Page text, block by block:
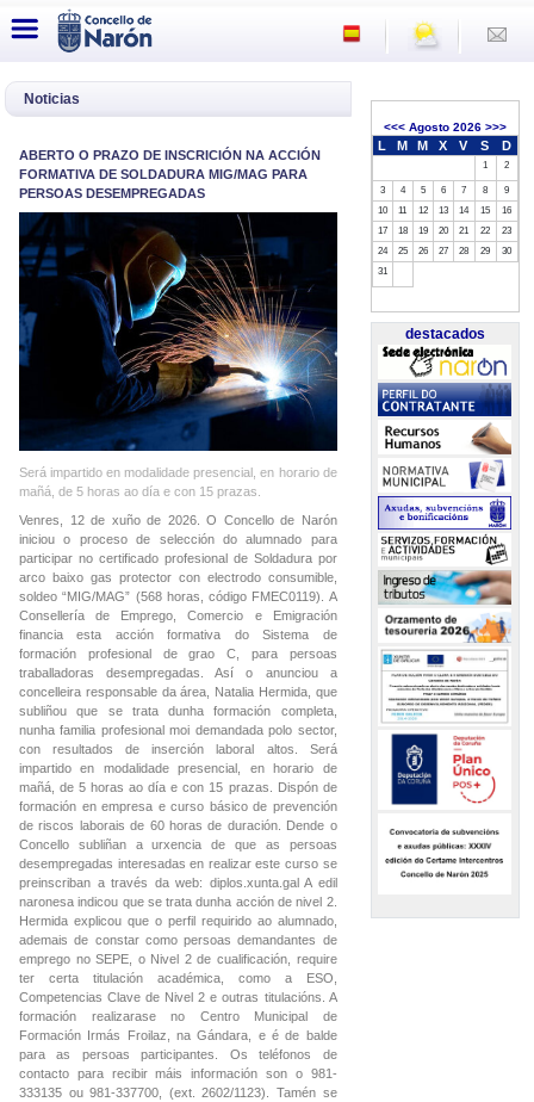
Noticias
ABERTO O PRAZO DE INSCRICIÓN NA ACCIÓN
FORMATIVA DE SOLDADURA MIG/MAG PARA
PERSOAS DESEMPREGADAS
Será impartido en modalidade presencial, en horario de
mañá, de 5 horas ao día e con 15 prazas.
Venres, 12 de xuño de 2026. O Concello de Narón
iniciou o proceso de selección do alumnado para
participar no certificado profesional de Soldadura por
arco baixo gas protector con electrodo consumible,
soldeo “MIG/MAG” (568 horas, código FMEC0119). A
Consellería de Emprego, Comercio e Emigración
financia esta acción formativa do Sistema de
formación profesional de grao C, para persoas
traballadoras desempregadas. Así o anunciou a
concelleira responsable da área, Natalia Hermida, que
subliñou que se trata dunha formación completa,
nunha familia profesional moi demandada polo sector,
con resultados de inserción laboral altos. Será
impartido en modalidade presencial, en horario de
mañá, de 5 horas ao día e con 15 prazas. Dispón de
formación en empresa e curso básico de prevención
de riscos laborais de 60 horas de duración. Dende o
Concello subliñan a urxencia de que as persoas
desempregadas interesadas en realizar este curso se
preinscriban a través da web: diplos.xunta.gal A edil
naronesa indicou que se trata dunha acción de nivel 2.
Hermida explicou que o perfil requirido ao alumnado,
ademais de constar como persoas demandantes de
emprego no SEPE, o Nivel 2 de cualificación, require
ter certa titulación académica, como a ESO,
Competencias Clave de Nivel 2 e outras titulacións. A
formación realizarase no Centro Municipal de
Formación Irmás Froilaz, na Gándara, e é de balde
para as persoas participantes. Os teléfonos de
contacto para recibir máis información son o 981-
333135 ou 981-337700, (ext. 2602/1123). Tamén se
<<<Agosto 2026 >>>
L M M X V S D
1 2
3 4 5 6 7 8
9
10
11 12 13 14 15
16
17
18 19 20 21 22
23
24
25 26 27 28 29
30
31
destacados